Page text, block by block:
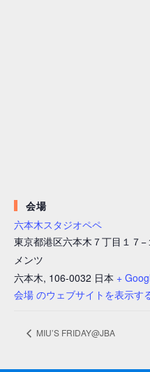
会場
六本木スタジオペペ
東京都港区六本木７丁目１７
メンツ
六本木, 106-0032 日本 +
会場 のウェブサイトを表示す
MIU’S FRIDAY@JBA